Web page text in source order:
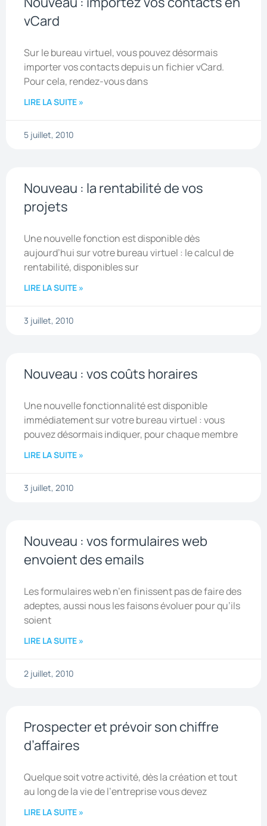
vCard
Sur le bureau virtuel, vous pouvez désormais
importer vos contacts depuis un fichier vCard.
Pour cela, rendez-vous dans
LIRE LA SUITE »
5 juillet, 2010
Nouveau : la rentabilité de vos
projets
Une nouvelle fonction est disponible dès
aujourd’hui sur votre bureau virtuel : le calcul de
rentabilité, disponibles sur
LIRE LA SUITE »
3 juillet, 2010
Nouveau : vos coûts horaires
Une nouvelle fonctionnalité est disponible
immédiatement sur votre bureau virtuel : vous
pouvez désormais indiquer, pour chaque membre
LIRE LA SUITE »
3 juillet, 2010
Nouveau : vos formulaires web
envoient des emails
Les formulaires web n’en finissent pas de faire des
adeptes, aussi nous les faisons évoluer pour qu’ils
soient
LIRE LA SUITE »
2 juillet, 2010
Prospecter et prévoir son chiffre
d’affaires
Quelque soit votre activité, dès la création et tout
au long de la vie de l’entreprise vous devez
LIRE LA SUITE »